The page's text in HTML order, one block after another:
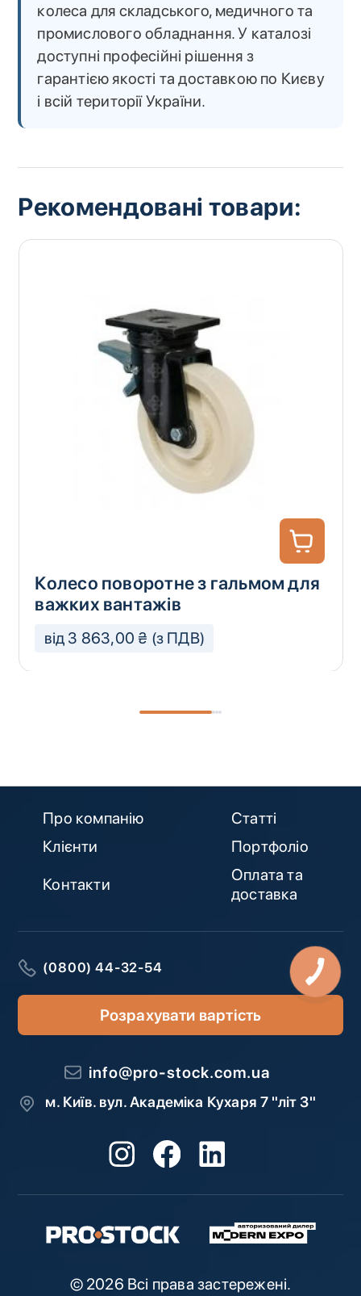
колеса для складського, медичного та
промислового обладнання. У каталозі
доступні професійні рішення з
гарантією якості та доставкою по Києву
і всій території України.
Рекомендовані товари:
Колесо поворотне з гальмом для
важких вантажів
від 3 863,00 ₴ (з ПДВ)
Про компанію
Статті
Клієнти
Портфоліо
Контакти
Оплата та
доставка
(0800) 44-32-54
Розрахувати вартість
info@pro-stock.com.ua
м. Київ. вул. Академіка Кухаря 7 "літ З"
© 2026 Всі права застережені.